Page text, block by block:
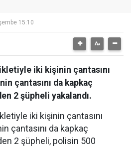
15:10
iki kişinin çantasını
çantasını da kapkaç
2 şüpheli yakalandı.
iki kişinin çantasını
çantasını da kapkaç
2 şüpheli, polisin 500